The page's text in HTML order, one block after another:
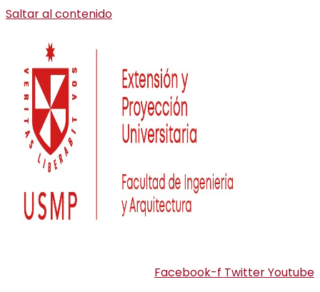
Saltar al contenido
Facebook-f TwitterYoutube